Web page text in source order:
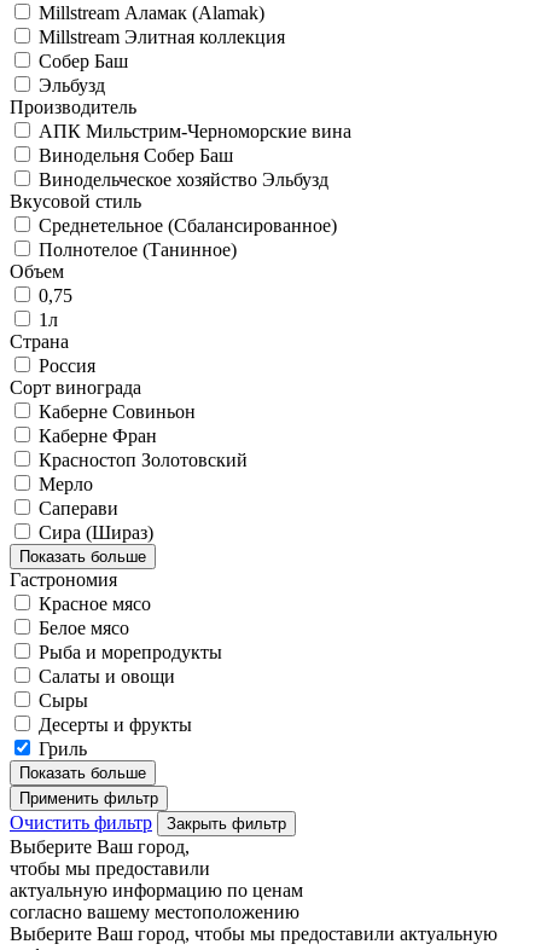
Millstream Аламак (Alamak)
Millstream Элитная коллекция
Собер Баш
Эльбузд
Производитель
АПК Мильстрим-Черноморские вина
Винодельня Собер Баш
Винодельческое хозяйство Эльбузд
Вкусовой стиль
Среднетельное (Сбалансированное)
Полнотелое (Танинное)
Объем
0,75
1л
Страна
Россия
Сорт винограда
Каберне Совиньон
Каберне Фран
Красностоп Золотовский
Мерло
Саперави
Сира (Шираз)
Показать больше
Гастрономия
Красное мясо
Белое мясо
Рыба и морепродукты
Салаты и овощи
Сыры
Десерты и фрукты
Гриль
Показать больше
Применить фильтр
Очистить фильтр Закрыть фильтр
Выберите Ваш город,
чтобы мы предоставили
актуальную информацию по ценам
согласно вашему местоположению
Выберите Ваш город, чтобы мы предоставили актуальную